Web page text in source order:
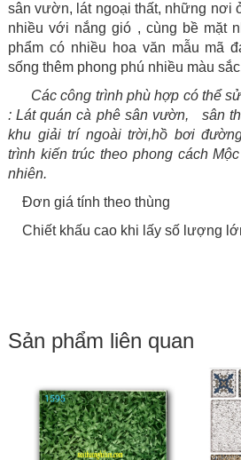
sân vườn, lát ngoại thất, những nơi
nhiều với nắng gió , cùng bề mặt
phẩm có nhiều hoa văn mẫu mã
sống thêm phong phú nhiều màu
Các công trình phù hợp có thể
: Lát quán cà phê sân vườn, sân
khu giải trí ngoài trời,hồ bơi
trình kiến trúc theo phong cách
nhiên.
Đơn giá tính theo thùng
Chiết khấu cao khi lấy số lượng
Sản phẩm liên quan